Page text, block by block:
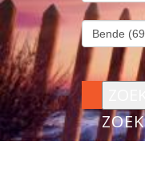
ZOEK